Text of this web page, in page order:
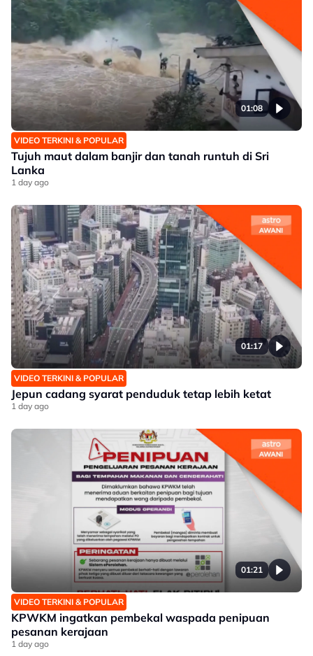
01:08
VIDEO TERKINI & POPULAR
Tujuh maut dalam banjir dan tanah runtuh di Sri
Lanka
1 day ago
01:17
VIDEO TERKINI & POPULAR
Jepun cadang syarat penduduk tetap lebih ketat
1 day ago
01:21
VIDEO TERKINI & POPULAR
KPWKM ingatkan pembekal waspada penipuan
pesanan kerajaan
1 day ago